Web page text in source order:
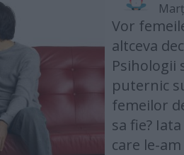
Vor
altceva
Psihologii
puternic
femeilor
sa fie?
care le-